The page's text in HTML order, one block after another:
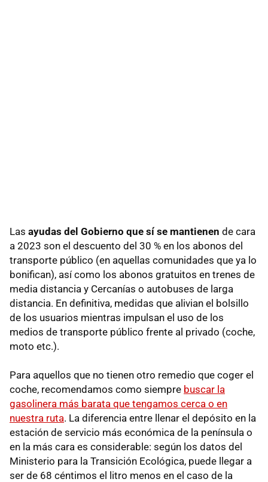
Las ayudas del Gobierno que sí se mantienen de cara
a 2023 son el descuento del 30 % en los abonos del
transporte público (en aquellas comunidades que ya lo
bonifican), así como los abonos gratuitos en trenes de
media distancia y Cercanías o autobuses de larga
distancia. En definitiva, medidas que alivian el bolsillo
de los usuarios mientras impulsan el uso de los
medios de transporte público frente al privado (coche,
moto etc.).
Para aquellos que no tienen otro remedio que coger el
coche, recomendamos como siempre buscar la
gasolinera más barata que tengamos cerca o en
nuestra ruta. La diferencia entre llenar el depósito en la
estación de servicio más económica de la península o
en la más cara es considerable: según los datos del
Ministerio para la Transición Ecológica, puede llegar a
ser de 68 céntimos el litro menos en el caso de la